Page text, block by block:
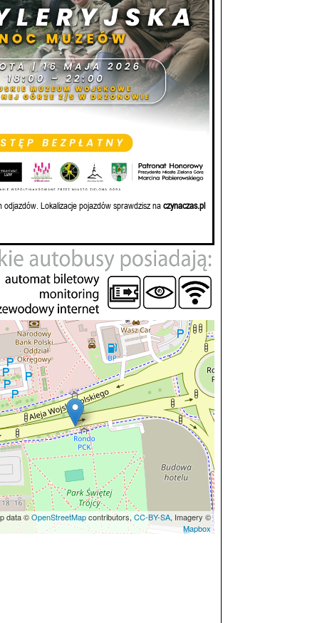
odjazdów. Lokalizacje pojazdów sprawdzisz naczynaczas.pl
data ©OpenStreetMapcontributors, CC-BY-SA, Imagery ©
Mapbox